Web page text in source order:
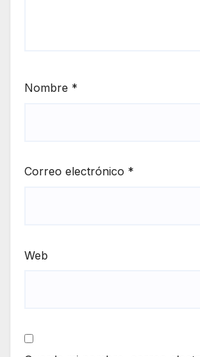
Nombre *
Correo electrónico *
Web